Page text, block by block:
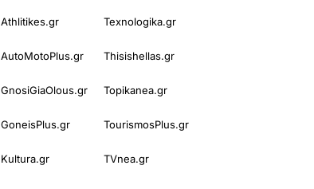
Athlitikes.gr Texnologika.gr
AutoMotoPlus.gr Thisishellas.gr
GnosiGiaOlous.gr Topikanea.gr
GoneisPlus.gr TourismosPlus.gr
Kultura.gr TVnea.gr